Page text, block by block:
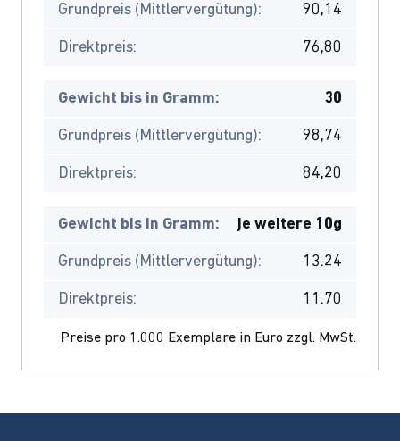
Grundpreis (Mittlervergütung): 90,14
Direktpreis: 76,80
Gewicht bis in Gramm: 30
Grundpreis (Mittlervergütung): 98,74
Direktpreis: 84,20
Gewicht bis in Gramm: je weitere 10g
Grundpreis (Mittlervergütung): 13.24
Direktpreis: 11.70
Preise pro 1.000 Exemplare in Euro zzgl. MwSt.